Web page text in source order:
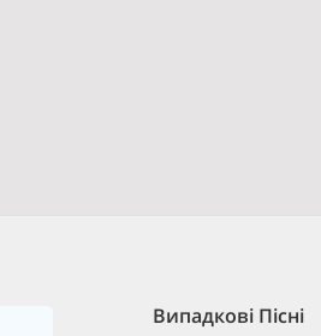
Випадкові Пісні